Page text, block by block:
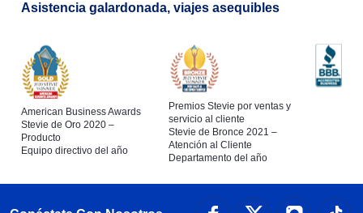
Asistencia galardonada, viajes asequibles
American Business Awards
Stevie de Oro 2020 –
Producto
Equipo directivo del año
Premios Stevie por ventas y
servicio al cliente
Stevie de Bronce 2021 –
Atención al Cliente
Departamento del año